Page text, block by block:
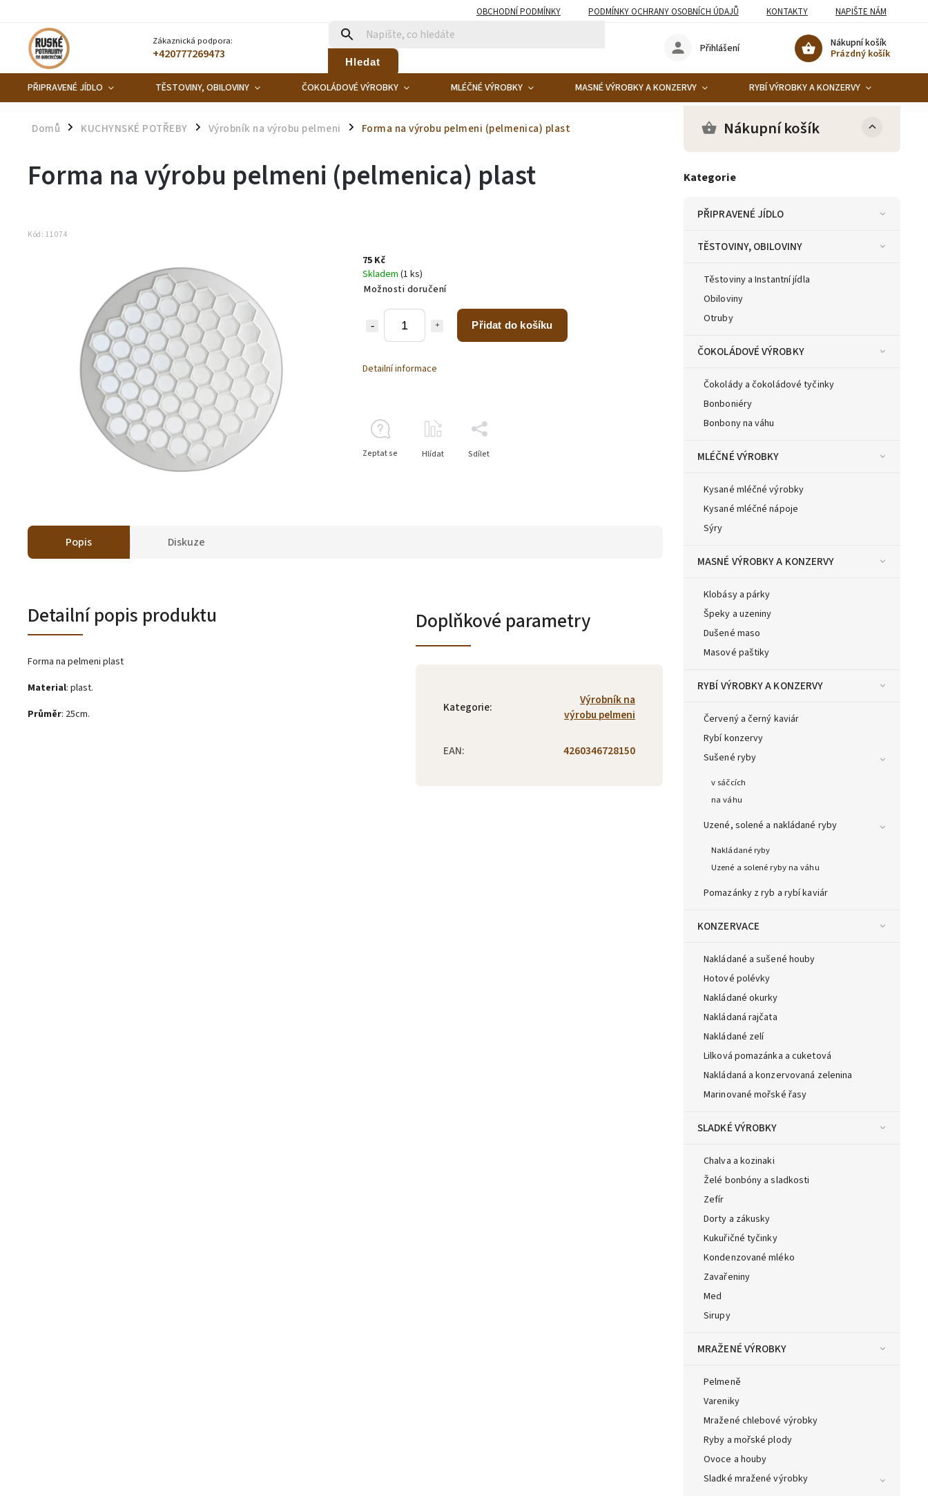
OBCHODNÍ PODMÍNKY PODMÍNKY OCHRANY OSOBNÍCH ÚDAJŮ KONTAKTY NAPIŠTE NÁM
Zákaznická podpora:
+420777269473 Hledat
Nákupní košík
Prázdný košík
Přihlášení
PŘIPRAVENÉ JÍDLO TĚSTOVINY, OBILOVINY ČOKOLÁDOVÉ VÝROBKY MLÉČNÉ VÝROBKY MASNÉ VÝROBKY A KONZERVY RYBÍ VÝROBKY A KONZERVY
Domů / KUCHYNSKÉ POTŘEBY / Výrobník na výrobu pelmeni / Forma na výrobu pelmeni (pelmenica) plast Nákupní košík
Kategorie
PŘIPRAVENÉ JÍDLO
TĚSTOVINY, OBILOVINY
Těstoviny a Instantní jídla
Obiloviny
Otruby
ČOKOLÁDOVÉ VÝROBKY
Čokolády a čokoládové tyčinky
Bonboniéry
Bonbony na váhu
MLÉČNÉ VÝROBKY
Kysané mléčné výrobky
Kysané mléčné nápoje
Sýry
MASNÉ VÝROBKY A KONZERVY
Klobásy a párky
Špeky a uzeniny
Dušené maso
Masové paštiky
RYBÍ VÝROBKY A KONZERVY
Červený a černý kaviár
Rybí konzervy
Sušené ryby
v sáčcích
na váhu
Uzené, solené a nakládané ryby
Nakládané ryby
Uzené a solené ryby na váhu
Pomazánky z ryb a rybí kaviár
KONZERVACE
Nakládané a sušené houby
Hotové polévky
Nakládané okurky
Nakládaná rajčata
Nakládané zelí
Lilková pomazánka a cuketová
Nakládaná a konzervovaná zelenina
Marinované mořské řasy
SLADKÉ VÝROBKY
Chalva a kozinaki
Želé bonbóny a sladkosti
Zefír
Dorty a zákusky
Kukuřičné tyčinky
Kondenzované mléko
Zavařeniny
Med
Sirupy
MRAŽENÉ VÝROBKY
Pelmeně
Vareniky
Mražené chlebové výrobky
Ryby a mořské plody
Ovoce a houby
Sladké mražené výrobky
Forma na výrobu pelmeni (pelmenica) plast
Kód: 11074
75 Kč
Skladem (1 ks)
Možnosti doručení
Přidat do košíku
Detailní informace
Zeptat se Hlídat Sdílet
Popis Diskuze
Detailní popis produktu
Forma na pelmeni plast
Material: plast.
Průměr: 25cm.
Doplňkové parametry
Kategorie:
Výrobník na
výrobu pelmeni
EAN: 4260346728150